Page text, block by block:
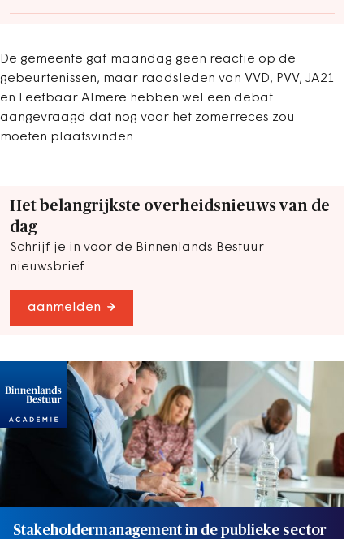
De gemeente gaf maandag geen reactie op de
gebeurtenissen, maar raadsleden van VVD, PVV, JA21
en Leefbaar Almere hebben wel een debat
aangevraagd dat nog voor het zomerreces zou
moeten plaatsvinden.
Het belangrijkste overheidsnieuws van de
dag
Schrijf je in voor de Binnenlands Bestuur
nieuwsbrief
aanmelden
Stakeholdermanagement in de publieke sector